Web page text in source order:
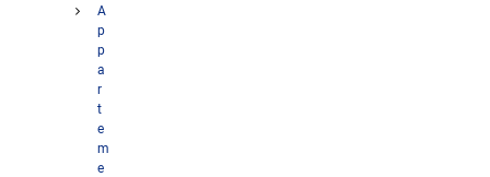
A
p
p
a
r
t
e
m
e